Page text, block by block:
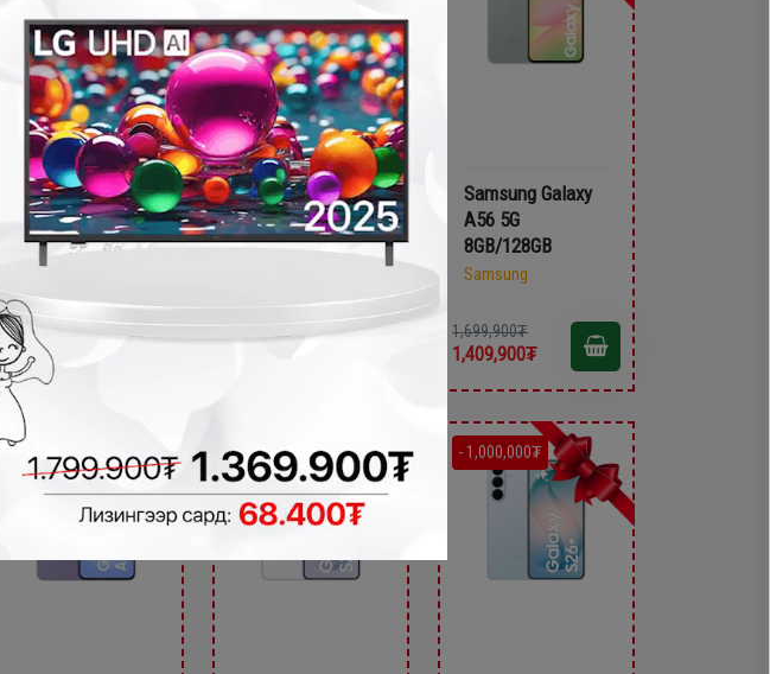
Samsung Galaxy
A17 8GB/256GB
Samsung
899,900₮
849,900₮
Samsung Galaxy
A36 5G
8GB/256GB
Samsung Galaxy
A56 5G
8GB/128GB
Samsung
1,699,900₮
1,409,900₮
- 100,000₮ - 750,000₮ - 1,000,000₮